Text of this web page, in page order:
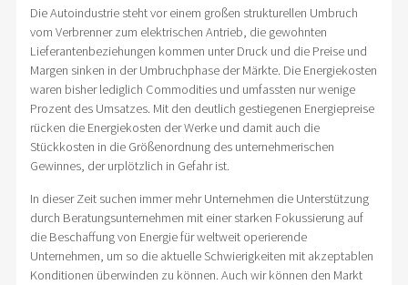
Die Autoindustrie steht vor einem großen strukturellen Umbruch
vom Verbrenner zum elektrischen Antrieb, die gewohnten
Lieferantenbeziehungen kommen unter Druck und die Preise und
Margen sinken in der Umbruchphase der Märkte. Die Energiekosten
waren bisher lediglich Commodities und umfassten nur wenige
Prozent des Umsatzes. Mit den deutlich gestiegenen Energiepreise
rücken die Energiekosten der Werke und damit auch die
Stückkosten in die Größenordnung des unternehmerischen
Gewinnes, der urplötzlich in Gefahr ist.
In dieser Zeit suchen immer mehr Unternehmen die Unterstützung
durch Beratungsunternehmen mit einer starken Fokussierung auf
die Beschaffung von Energie für weltweit operierende
Unternehmen, um so die aktuelle Schwierigkeiten mit akzeptablen
Konditionen überwinden zu können. Auch wir können den Markt